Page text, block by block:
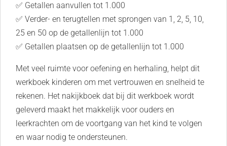
✅ Getallen aanvullen tot 1.000
✅ Verder- en terugtellen met sprongen van 1, 2, 5, 10,
25 en 50 op de getallenlijn tot 1.000
✅ Getallen plaatsen op de getallenlijn tot 1.000
Met veel ruimte voor oefening en herhaling, helpt dit
werkboek kinderen om met vertrouwen en snelheid te
rekenen. Het nakijkboek dat bij dit werkboek wordt
geleverd maakt het makkelijk voor ouders en
leerkrachten om de voortgang van het kind te volgen
en waar nodig te ondersteunen.